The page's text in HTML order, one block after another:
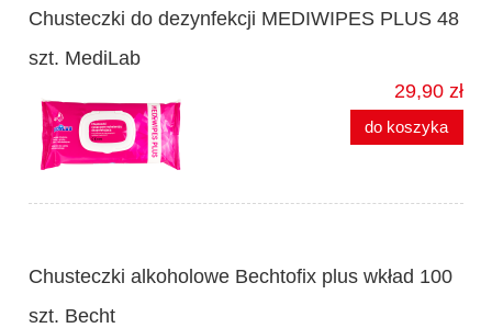
Chusteczki do dezynfekcji MEDIWIPES PLUS 48
szt. MediLab
29,90 zł
do koszyka
Chusteczki alkoholowe Bechtofix plus wkład 100
szt. Becht